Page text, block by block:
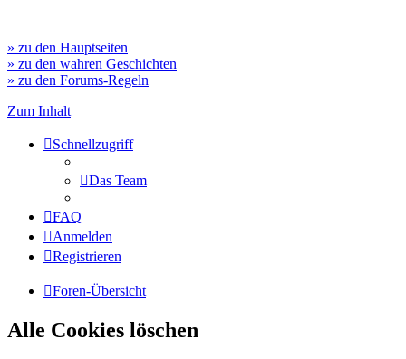
» zu den Hauptseiten
» zu den wahren Geschichten
» zu den Forums-Regeln
Zum Inhalt
Schnellzugriff
Das Team
FAQ
Anmelden
Registrieren
Foren-Übersicht
Alle Cookies löschen